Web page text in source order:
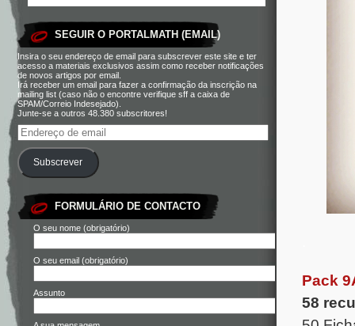
SEGUIR O PORTALMATH (EMAIL)
Insira o seu endereço de email para subscrever este site e ter
acesso a materiais exclusivos assim como receber notificações
de novos artigos por email.
Irá receber um email para fazer a confirmação da inscrição na
mailing list (caso não o encontre verifique sff a caixa de
SPAM/Correio Indesejado).
Junte-se a outros 48.380 subscritores!
Subscrever
FORMULÁRIO DE CONTACTO
O seu nome (obrigatório)
O seu email (obrigatório)
Assunto
Pack
58